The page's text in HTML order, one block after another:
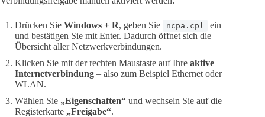
Drücken Sie Windows + R, geben Sie ncpa.cpl
ein
und bestätigen Sie mit Enter. Dadurch öffnet sich die
Übersicht aller Netzwerkverbindungen.
Klicken Sie mit der rechten Maustaste auf Ihre aktive
Internetverbindung – also zum Beispiel Ethernet oder
WLAN.
Wählen Sie „Eigenschaften“ und wechseln Sie auf die
Registerkarte „Freigabe“.